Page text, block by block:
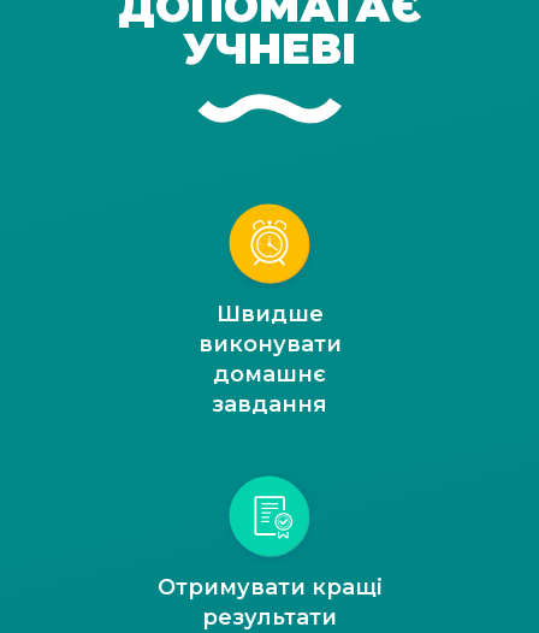
УЧНЕВІ
Швидше
виконувати
домашнє
завдання
Отримувати кращі
результати